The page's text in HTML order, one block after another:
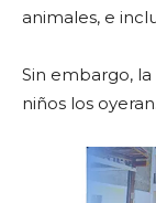
animales, e
Sin embargo,
niños los oyeran.